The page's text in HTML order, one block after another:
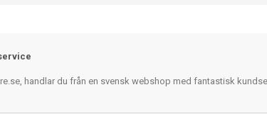
handlar du från en svensk webshop med fantastisk